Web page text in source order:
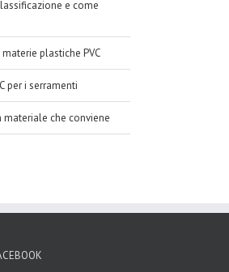
e come
plastiche PVC
per i serramenti
materiale che conviene